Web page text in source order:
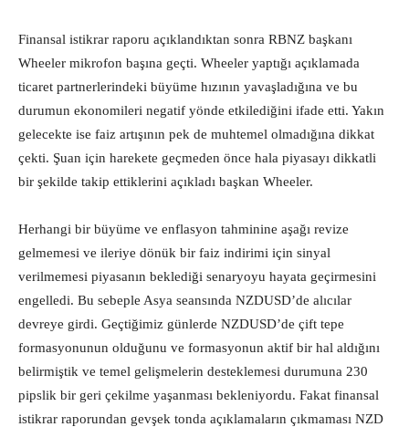
Finansal istikrar raporu açıklandıktan sonra RBNZ başkanı
Wheeler mikrofon başına geçti. Wheeler yaptığı açıklamada
ticaret partnerlerindeki büyüme hızının yavaşladığına ve bu
durumun ekonomileri negatif yönde etkilediğini ifade etti. Yakın
gelecekte ise faiz artışının pek de muhtemel olmadığına dikkat
çekti. Şuan için harekete geçmeden önce hala piyasayı dikkatli
bir şekilde takip ettiklerini açıkladı başkan Wheeler.
Herhangi bir büyüme ve enflasyon tahminine aşağı revize
gelmemesi ve ileriye dönük bir faiz indirimi için sinyal
verilmemesi piyasanın beklediği senaryoyu hayata geçirmesini
engelledi. Bu sebeple Asya seansında NZDUSD’de alıcılar
devreye girdi. Geçtiğimiz günlerde NZDUSD’de çift tepe
formasyonunun olduğunu ve formasyonun aktif bir hal aldığını
belirmiştik ve temel gelişmelerin desteklemesi durumuna 230
pipslik bir geri çekilme yaşanması bekleniyordu. Fakat finansal
istikrar raporundan gevşek tonda açıklamaların çıkmaması NZD